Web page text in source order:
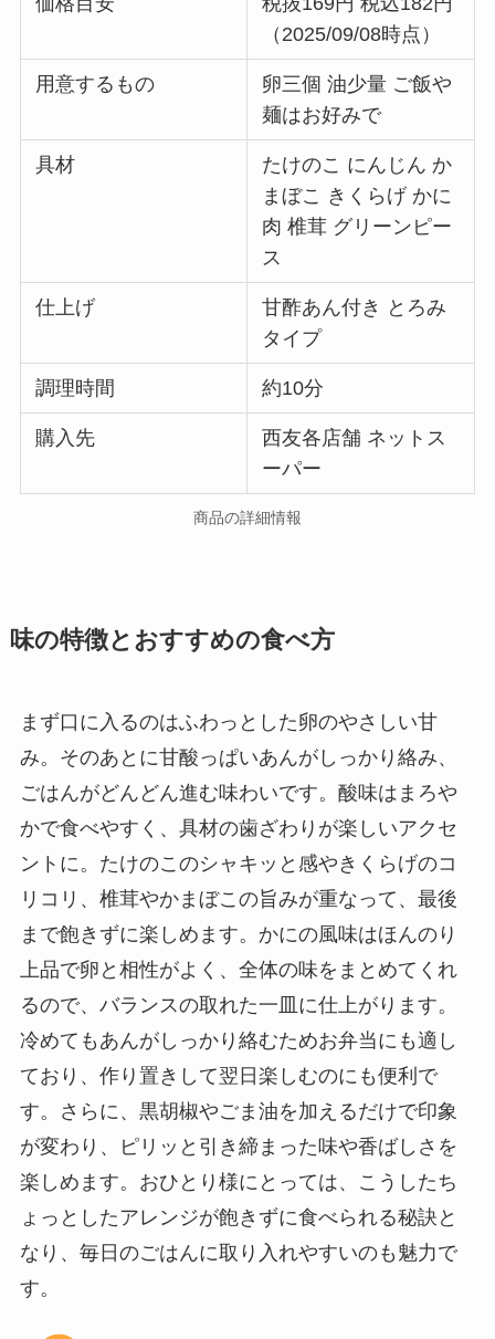
（2025/09/08時点）
用意するもの
卵三個 油少量 ご飯や
麺はお好みで
具材
たけのこ にんじん か
まぼこ きくらげ かに
肉 椎茸 グリーンピー
ス
仕上げ
甘酢あん付き とろみ
タイプ
調理時間 約10分
購入先
西友各店舗 ネットス
ーパー
商品の詳細情報
味の特徴とおすすめの食べ方
まず口に入るのはふわっとした卵のやさしい甘
み。そのあとに甘酸っぱいあんがしっかり絡み、
ごはんがどんどん進む味わいです。酸味はまろや
かで食べやすく、具材の歯ざわりが楽しいアクセ
ントに。たけのこのシャキッと感やきくらげのコ
リコリ、椎茸やかまぼこの旨みが重なって、最後
まで飽きずに楽しめます。かにの風味はほんのり
上品で卵と相性がよく、全体の味をまとめてくれ
るので、バランスの取れた一皿に仕上がります。
冷めてもあんがしっかり絡むためお弁当にも適し
ており、作り置きして翌日楽しむのにも便利で
す。さらに、黒胡椒やごま油を加えるだけで印象
が変わり、ピリッと引き締まった味や香ばしさを
楽しめます。おひとり様にとっては、こうしたち
ょっとしたアレンジが飽きずに食べられる秘訣と
なり、毎日のごはんに取り入れやすいのも魅力で
す。